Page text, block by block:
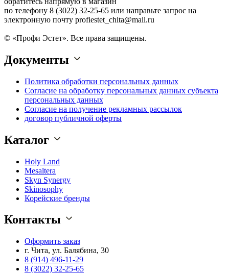
по телефону 8 (3022) 32-25-65 или направьте запрос на
электронную почту profiestet_chita@mail.ru
© «Профи Эстет». Все права защищены.
Документы
Политика обработки персональных данных
Согласие на обработку персональных данных субъекта
персональных данных
Согласие на получение рекламных рассылок
договор публичной оферты
Каталог
Holy Land
Mesaltera
Skyn Synergy
Skinosophy
Корейские бренды
Контакты
Оформить заказ
г. Чита, ул. Балябина, 30
8 (914) 496-11-29
8 (3022) 32-25-65